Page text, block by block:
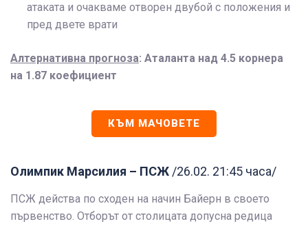
атаката и очакваме отворен двубой с положения и
пред двете врати
Алтернативна прогноза: Аталанта над 4.5 корнера
на 1.87 коефициент
КЪМ МАЧОВЕТЕ
Олимпик Марсилия – ПСЖ /26.02. 21:45 часа/
ПСЖ действа по сходен на начин Байерн в своето
първенство. Отборът от столицата допусна редица